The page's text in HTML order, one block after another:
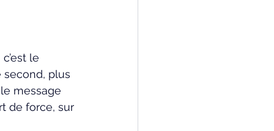
le
second, plus
message
de force, sur